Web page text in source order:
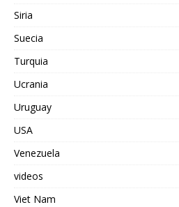
Siria
Suecia
Turquia
Ucrania
Uruguay
USA
Venezuela
videos
Viet Nam